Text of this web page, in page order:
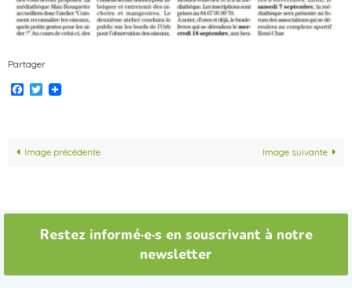
Partager
Facebook
Twitter
Image précédente Image suivante
Restez informé·e·s en souscrivant à notre
newsletter